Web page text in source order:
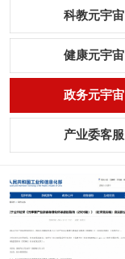
科教元宇宙
健康元宇宙
政务元宇宙
产业委客服